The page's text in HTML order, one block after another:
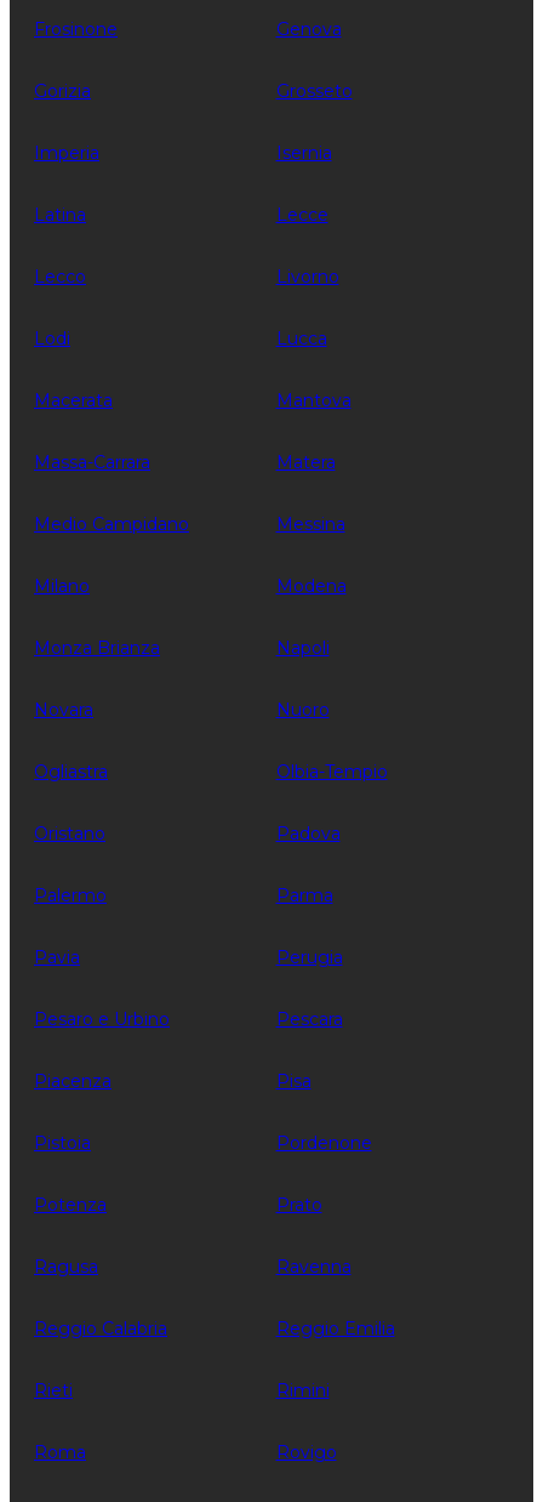
Frosinone Genova
Gorizia Grosseto
Imperia Isernia
Latina Lecce
Lecco Livorno
Lodi Lucca
Macerata Mantova
Massa-Carrara Matera
Medio Campidano Messina
Milano Modena
Monza Brianza Napoli
Novara Nuoro
Ogliastra Olbia-Tempio
Oristano Padova
Palermo Parma
Pavia Perugia
Pesaro e Urbino Pescara
Piacenza Pisa
Pistoia Pordenone
Potenza Prato
Ragusa Ravenna
Reggio Calabria Reggio Emilia
Rieti Rimini
Roma Rovigo